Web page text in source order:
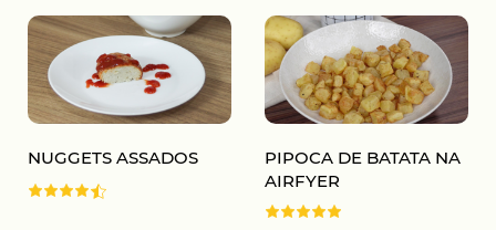
NUGGETS ASSADOS
PIPOCA DE BATATA NA
AIRFYER